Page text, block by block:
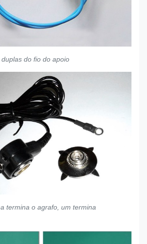
do fio do apoio
termina o agrafo, um termina